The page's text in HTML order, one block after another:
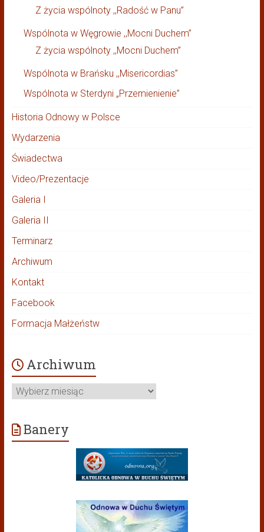
Z życia wspólnoty ,,Radość w Panu”
Wspólnota w Węgrowie ,,Mocni Duchem”
Z życia wspólnoty ,,Mocni Duchem”
Wspólnota w Brańsku ,,Misericordias”
Wspólnota w Sterdyni „Przemienienie”
Historia Odnowy w Polsce
Wydarzenia
Świadectwa
Video/Prezentacje
Galeria I
Galeria II
Terminarz
Archiwum
Kontakt
Facebook
Formacja Małżeństw
Archiwum
Archiwum
Banery